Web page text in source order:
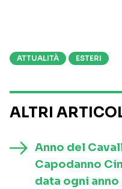
ATTUALITÀ ESTERI
ALTRI
Anno del
Capodanno
data ogni anno